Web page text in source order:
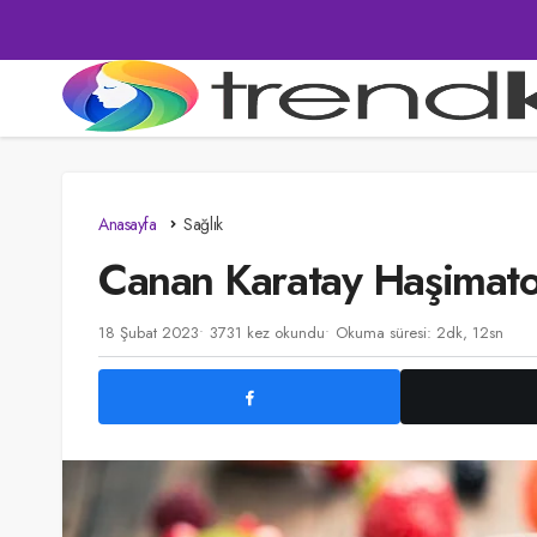
Anasayfa Sağlık
Canan Karatay
18 Şubat 2023 3731 kez okundu Okuma süresi: 2dk, 12sn